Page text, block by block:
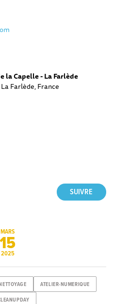
la Capelle - La Farlède
Farlède, France
MARS
15
2025
ATELIER-NUMERIQUE